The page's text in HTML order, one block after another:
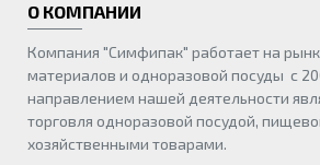
О КОМПАНИИ
Компания "Симфипак" работает на
материалов и одноразовой посуды с
направлением нашей деятельности
торговля одноразовой посудой,
хозяйственными товарами.